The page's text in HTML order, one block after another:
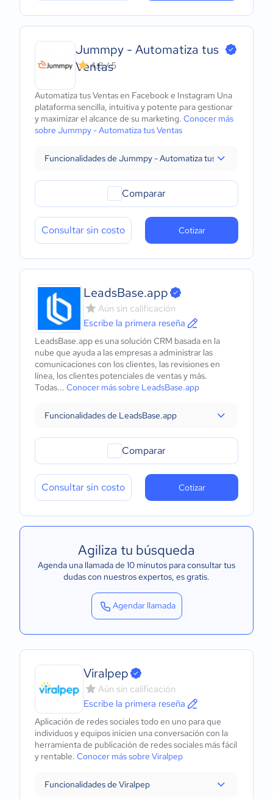
Jummpy - Automatiza tus
Ventas
4.8 / 5
Automatiza tus Ventas en Facebook e Instagram Una
plataforma sencilla, intuitiva y potente para gestionar
y maximizar el alcance de su marketing. Conocer más
sobre Jummpy - Automatiza tus Ventas
Funcionalidades de Jummpy - Automatiza tus Ventas
Comparar
Consultar sin costo Cotizar
LeadsBase.app
Aún sin calificación
Escribe la primera reseña
LeadsBase.app es una solución CRM basada en la
nube que ayuda a las empresas a administrar las
comunicaciones con los clientes, las revisiones en
línea, los clientes potenciales de ventas y más.
Todas... Conocer más sobre LeadsBase.app
Funcionalidades de LeadsBase.app
Comparar
Consultar sin costo Cotizar
Agiliza tu búsqueda
Agenda una llamada de 10 minutos para consultar tus
dudas con nuestros expertos, es gratis.
Agendar llamada
Viralpep
Aún sin calificación
Escribe la primera reseña
Aplicación de redes sociales todo en uno para que
individuos y equipos inicien una conversación con la
herramienta de publicación de redes sociales más fácil
y rentable. Conocer más sobre Viralpep
Funcionalidades de Viralpep